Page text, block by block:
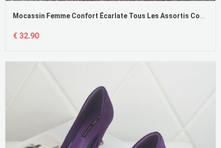
Mocassin Femme Confort Écarlate Tous Les Assortis Confortable Tendance Printemps Doux
€ 32.90